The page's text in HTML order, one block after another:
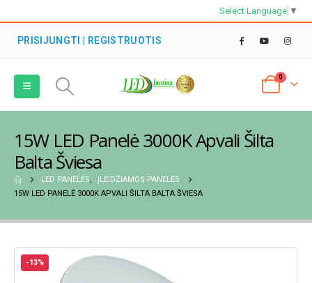
Select Language ▼
PRISIJUNGTI | REGISTRUOTIS
0
15W LED Panelė 3000K Apvali Šilta
Balta Šviesa
LED PANELĖS
ĮLEIDŽIAMOS PANELĖS
15W LED PANELĖ 3000K APVALI ŠILTA BALTA ŠVIESA
-13%